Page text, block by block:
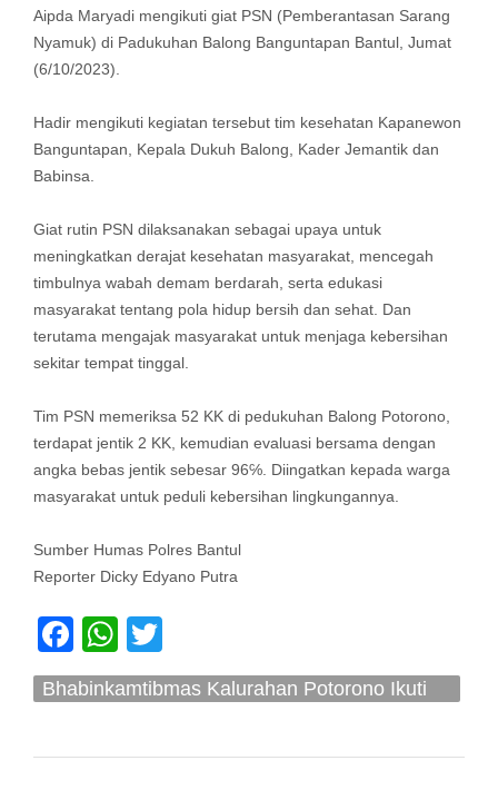
Aipda Maryadi mengikuti giat PSN (Pemberantasan Sarang
Nyamuk) di Padukuhan Balong Banguntapan Bantul, Jumat
(6/10/2023).
Hadir mengikuti kegiatan tersebut tim kesehatan Kapanewon
Banguntapan, Kepala Dukuh Balong, Kader Jemantik dan
Babinsa.
Giat rutin PSN dilaksanakan sebagai upaya untuk
meningkatkan derajat kesehatan masyarakat, mencegah
timbulnya wabah demam berdarah, serta edukasi
masyarakat tentang pola hidup bersih dan sehat. Dan
terutama mengajak masyarakat untuk menjaga kebersihan
sekitar tempat tinggal.
Tim PSN memeriksa 52 KK di pedukuhan Balong Potorono,
terdapat jentik 2 KK, kemudian evaluasi bersama dengan
angka bebas jentik sebesar 96℅. Diingatkan kepada warga
masyarakat untuk peduli kebersihan lingkungannya.
Sumber Humas Polres Bantul
Reporter Dicky Edyano Putra
Facebook
WhatsApp
Bhabinkamtibmas Kalurahan Potorono Ikuti